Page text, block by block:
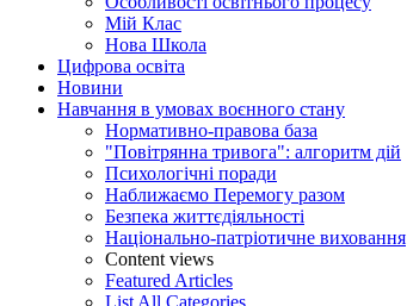
Мій Клас
Нова Школа
Цифрова освіта
Новини
Навчання в умовах воєнного стану
Нормативно-правова база
"Повітрянна тривога": алгоритм дій
Психологічні поради
Наближаємо Перемогу разом
Безпека життєдіяльності
Національно-патріотичне виховання
Content views
Featured Articles
List All Categories